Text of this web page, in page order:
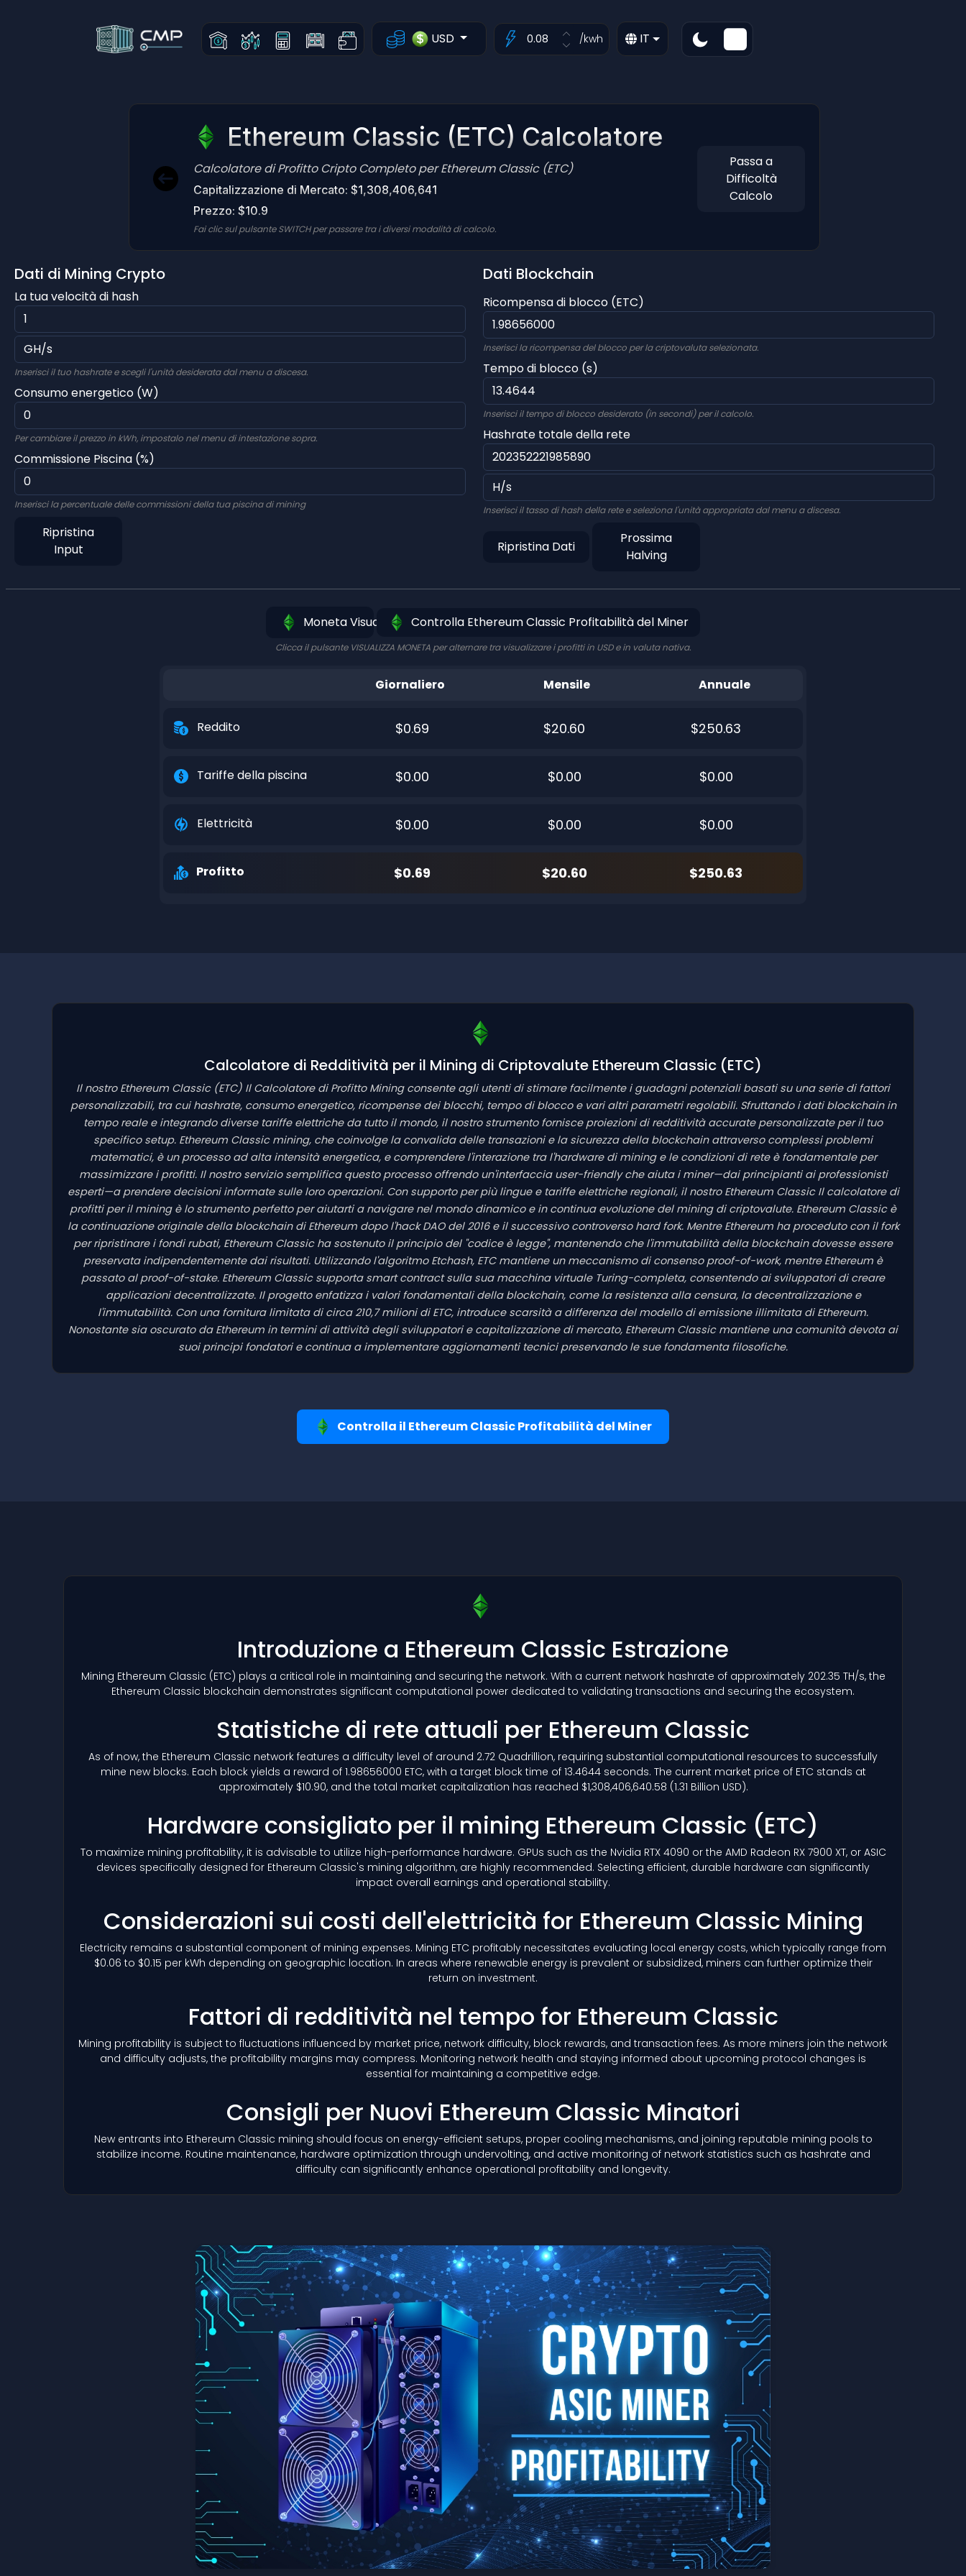
USD /kwh IT
Ethereum Classic (ETC) Calcolatore
Calcolatore di Profitto Cripto Completo per Ethereum Classic (ETC)
Capitalizzazione di Mercato: $1,308,406,641
Prezzo: $10.9
Fai clic sul pulsante SWITCH per passare tra i diversi modalità di calcolo.
Passa a
Difficoltà
Calcolo
Dati di Mining Crypto
La tua velocità di hash
Inserisci il tuo hashrate e scegli l'unità desiderata dal menu a discesa.
Consumo energetico (W)
Per cambiare il prezzo in kWh, impostalo nel menu di intestazione sopra.
Commissione Piscina (%)
Inserisci la percentuale delle commissioni della tua piscina di mining
Ripristina
Input
Dati Blockchain
Ricompensa di blocco (ETC)
Inserisci la ricompensa del blocco per la criptovaluta selezionata.
Tempo di blocco (s)
Inserisci il tempo di blocco desiderato (in secondi) per il calcolo.
Hashrate totale della rete
Inserisci il tasso di hash della rete e seleziona l'unità appropriata dal menu a discesa.
Ripristina Dati
Prossima
Halving
Moneta Visualizza Controlla Ethereum Classic Profitabilità del Miner
Clicca il pulsante VISUALIZZA MONETA per alternare tra visualizzare i profitti in USD e in valuta nativa.
Giornaliero Mensile Annuale
Reddito $0.69 $20.60 $250.63
Tariffe della piscina $0.00 $0.00 $0.00
Elettricità $0.00 $0.00 $0.00
Profitto $0.69 $20.60 $250.63
Calcolatore di Redditività per il Mining di Criptovalute Ethereum Classic (ETC)
Il nostro Ethereum Classic (ETC) Il Calcolatore di Profitto Mining consente agli utenti di stimare facilmente i guadagni potenziali basati su una serie di fattori
personalizzabili, tra cui hashrate, consumo energetico, ricompense dei blocchi, tempo di blocco e vari altri parametri regolabili. Sfruttando i dati blockchain in
tempo reale e integrando diverse tariffe elettriche da tutto il mondo, il nostro strumento fornisce proiezioni di redditività accurate personalizzate per il tuo
specifico setup. Ethereum Classic mining, che coinvolge la convalida delle transazioni e la sicurezza della blockchain attraverso complessi problemi
matematici, è un processo ad alta intensità energetica, e comprendere l'interazione tra l'hardware di mining e le condizioni di rete è fondamentale per
massimizzare i profitti. Il nostro servizio semplifica questo processo offrendo un'interfaccia user-friendly che aiuta i miner—dai principianti ai professionisti
esperti—a prendere decisioni informate sulle loro operazioni. Con supporto per più lingue e tariffe elettriche regionali, il nostro Ethereum Classic Il calcolatore di
profitti per il mining è lo strumento perfetto per aiutarti a navigare nel mondo dinamico e in continua evoluzione del mining di criptovalute. Ethereum Classic è
la continuazione originale della blockchain di Ethereum dopo l'hack DAO del 2016 e il successivo controverso hard fork. Mentre Ethereum ha proceduto con il fork
per ripristinare i fondi rubati, Ethereum Classic ha sostenuto il principio del "codice è legge", mantenendo che l'immutabilità della blockchain dovesse essere
preservata indipendentemente dai risultati. Utilizzando l'algoritmo Etchash, ETC mantiene un meccanismo di consenso proof-of-work, mentre Ethereum è
passato al proof-of-stake. Ethereum Classic supporta smart contract sulla sua macchina virtuale Turing-completa, consentendo ai sviluppatori di creare
applicazioni decentralizzate. Il progetto enfatizza i valori fondamentali della blockchain, come la resistenza alla censura, la decentralizzazione e
l'immutabilità. Con una fornitura limitata di circa 210,7 milioni di ETC, introduce scarsità a differenza del modello di emissione illimitata di Ethereum.
Nonostante sia oscurato da Ethereum in termini di attività degli sviluppatori e capitalizzazione di mercato, Ethereum Classic mantiene una comunità devota ai
suoi principi fondatori e continua a implementare aggiornamenti tecnici preservando le sue fondamenta filosofiche.
Controlla il Ethereum Classic Profitabilità del Miner
Introduzione a Ethereum Classic Estrazione
Mining Ethereum Classic (ETC) plays a critical role in maintaining and securing the network. With a current network hashrate of approximately 202.35 TH/s, the
Ethereum Classic blockchain demonstrates significant computational power dedicated to validating transactions and securing the ecosystem.
Statistiche di rete attuali per Ethereum Classic
As of now, the Ethereum Classic network features a difficulty level of around 2.72 Quadrillion, requiring substantial computational resources to successfully
mine new blocks. Each block yields a reward of 1.98656000 ETC, with a target block time of 13.4644 seconds. The current market price of ETC stands at
approximately $10.90, and the total market capitalization has reached $1,308,406,640.58 (1.31 Billion USD).
Hardware consigliato per il mining Ethereum Classic (ETC)
To maximize mining profitability, it is advisable to utilize high-performance hardware. GPUs such as the Nvidia RTX 4090 or the AMD Radeon RX 7900 XT, or ASIC
devices specifically designed for Ethereum Classic's mining algorithm, are highly recommended. Selecting efficient, durable hardware can significantly
impact overall earnings and operational stability.
Considerazioni sui costi dell'elettricità for Ethereum Classic Mining
Electricity remains a substantial component of mining expenses. Mining ETC profitably necessitates evaluating local energy costs, which typically range from
$0.06 to $0.15 per kWh depending on geographic location. In areas where renewable energy is prevalent or subsidized, miners can further optimize their
return on investment.
Fattori di redditività nel tempo for Ethereum Classic
Mining profitability is subject to fluctuations influenced by market price, network difficulty, block rewards, and transaction fees. As more miners join the network
and difficulty adjusts, the profitability margins may compress. Monitoring network health and staying informed about upcoming protocol changes is
essential for maintaining a competitive edge.
Consigli per Nuovi Ethereum Classic Minatori
New entrants into Ethereum Classic mining should focus on energy-efficient setups, proper cooling mechanisms, and joining reputable mining pools to
stabilize income. Routine maintenance, hardware optimization through undervolting, and active monitoring of network statistics such as hashrate and
difficulty can significantly enhance operational profitability and longevity.